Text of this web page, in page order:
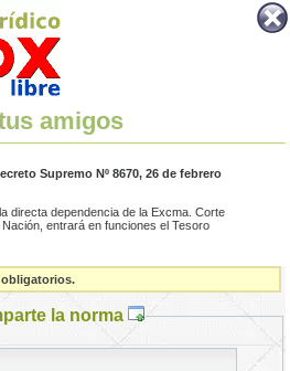
amigos
Supremo Nº 8670, 26 de febrero
directa dependencia de la Excma. Corte
entrará en funciones el Tesoro
la norma